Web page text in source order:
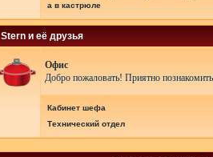
а в кастрюле
Stern и её друзья
Офис
Добро пожаловать! Приятно
Кабинет шефа
Технический отдел